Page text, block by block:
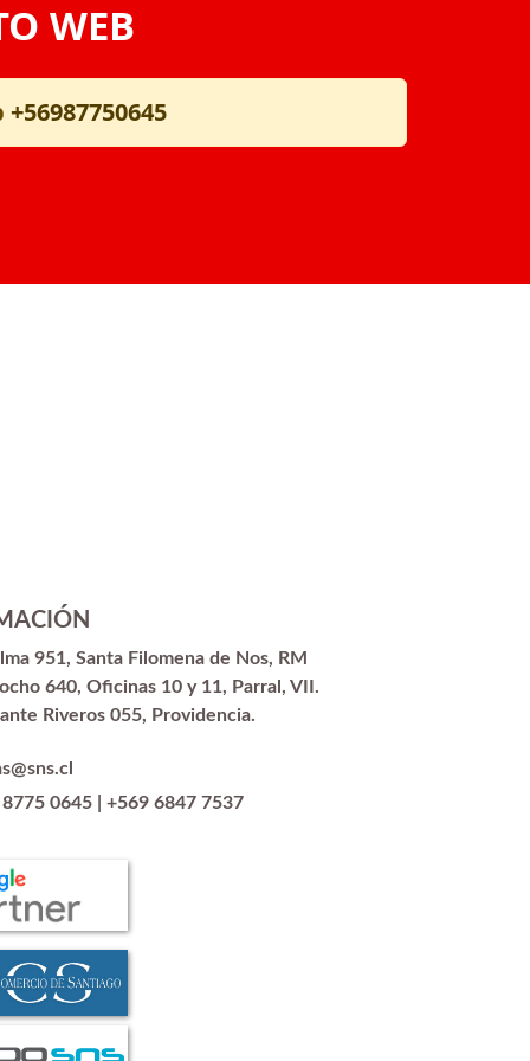
WEB
+56987750645
951, Santa Filomena de Nos, RM
640, Oficinas 10 y 11, Parral, VII.
Riveros 055, Providencia.
0645 |+569 6847 7537